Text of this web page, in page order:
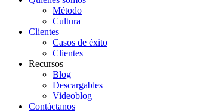
Método
Cultura
Clientes
Casos de éxito
Clientes
Recursos
Blog
Descargables
Videoblog
Contáctanos